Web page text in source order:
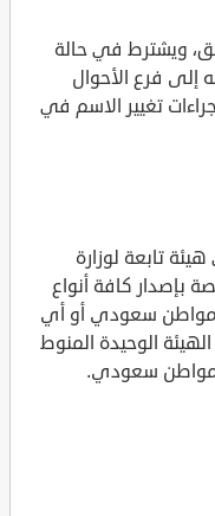
ويشترط في حالة
إلى فرع الأحوال
تغيير الاسم في
تابعة لوزارة
بإصدار كافة أنواع
مواطن سعودي أو أي
الوحيدة المنوط
مواطن سعودي.